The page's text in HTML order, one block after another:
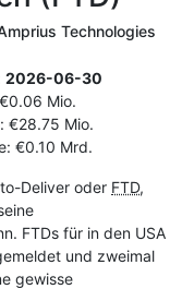
Technologies
2026-06-30
Mio.
€28.75 Mio.
€0.10 Mrd.
Deliver oder FTD,
FTDs für in den USA
und zweimal
gewisse